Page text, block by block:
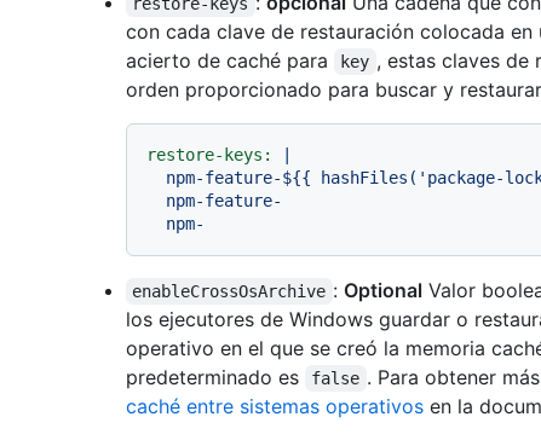
con cada clave de restauración colocada
acierto de caché para
key , estas claves de
orden proporcionado para buscar y
restore-keys:
enableCrossOsArchive : OptionalValor
los ejecutores de Windows guardar o
operativo en el que se creó la memoria
predeterminado es
false . Para obtener
caché entre sistemas operativos en la